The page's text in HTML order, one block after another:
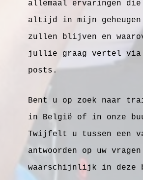
allemaal ervaringen die
altijd in mijn
zullen blijven en
jullie graag vertel via
posts.
Bent u op zoek naar
in België of in onze
Twijfelt u tussen een
antwoorden op uw
waarschijnlijk in deze